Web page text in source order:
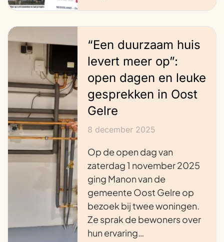
“Een duurzaam huis
levert meer op”:
open dagen en leuke
gesprekken in Oost
Gelre
8 december 2025
Op de open dag van
zaterdag 1 november 2025
ging Manon van de
gemeente Oost Gelre op
bezoek bij twee woningen.
Ze sprak de bewoners over
hun ervaring…